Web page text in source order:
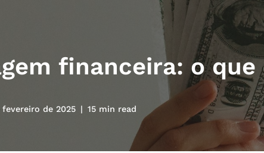
financeira: o
fevereiro de 2025 15 min read